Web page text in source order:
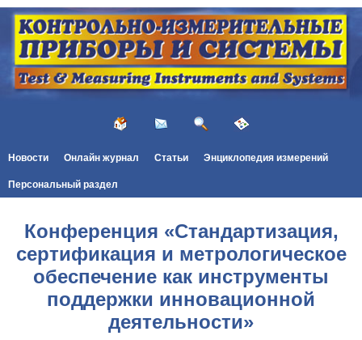
Новости Онлайн журнал Статьи Энциклопедия измерений
Персональный раздел
Конференция «Стандартизация,
сертификация и метрологическое
обеспечение как инструменты
поддержки инновационной
деятельности»